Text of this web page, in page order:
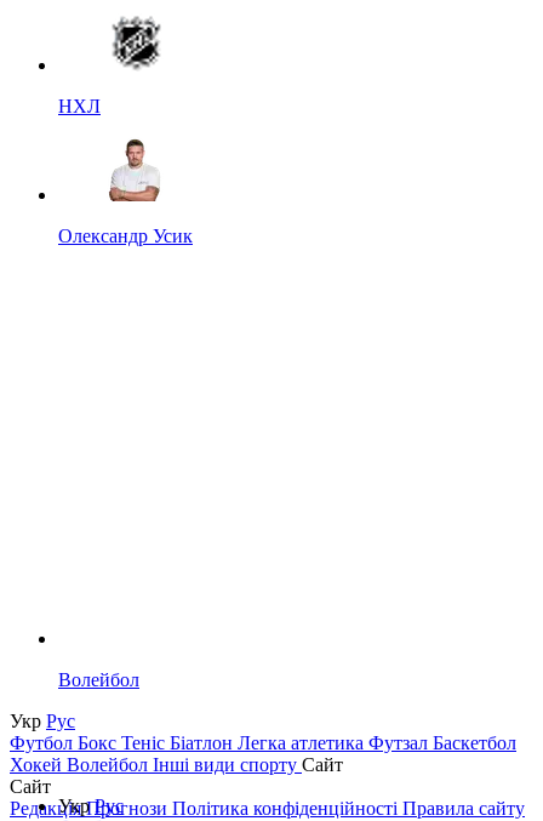
НХЛ
Олександр Усик
Волейбол
Укр Рус
Футбол Бокс Теніс Біатлон Легка атлетика Футзал Баскетбол
Хокей Волейбол Інші види спорту Сайт
Сайт
РедакціяПрогнози Політика конфіденційності Правила сайту
УкрРус